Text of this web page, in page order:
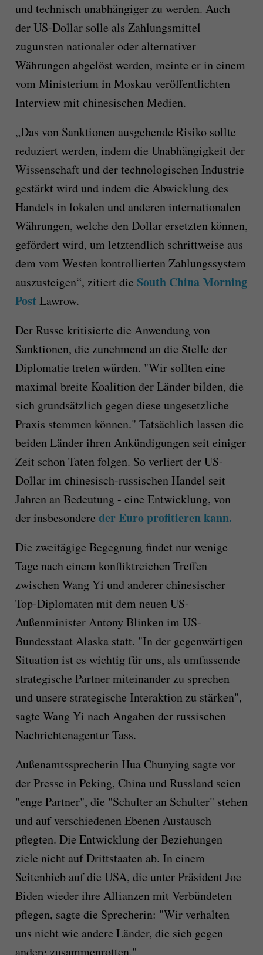
und technisch unabhängiger zu werden. Auch
der US-Dollar solle als Zahlungsmittel
zugunsten nationaler oder alternativer
Währungen abgelöst werden, meinte er in einem
vom Ministerium in Moskau veröffentlichten
Interview mit chinesischen Medien.
„Das von Sanktionen ausgehende Risiko sollte
reduziert werden, indem die Unabhängigkeit der
Wissenschaft und der technologischen Industrie
gestärkt wird und indem die Abwicklung des
Handels in lokalen und anderen internationalen
Währungen, welche den Dollar ersetzten können,
gefördert wird, um letztendlich schrittweise aus
dem vom Westen kontrollierten Zahlungssystem
auszusteigen“, zitiert die South China Morning
Post Lawrow.
Der Russe kritisierte die Anwendung von
Sanktionen, die zunehmend an die Stelle der
Diplomatie treten würden. "Wir sollten eine
maximal breite Koalition der Länder bilden, die
sich grundsätzlich gegen diese ungesetzliche
Praxis stemmen können." Tatsächlich lassen die
beiden Länder ihren Ankündigungen seit einiger
Zeit schon Taten folgen. So verliert der US-
Dollar im chinesisch-russischen Handel seit
Jahren an Bedeutung - eine Entwicklung, von
der insbesondere der Euro profitieren kann.
Die zweitägige Begegnung findet nur wenige
Tage nach einem konfliktreichen Treffen
zwischen Wang Yi und anderer chinesischer
Top-Diplomaten mit dem neuen US-
Außenminister Antony Blinken im US-
Bundesstaat Alaska statt. "In der gegenwärtigen
Situation ist es wichtig für uns, als umfassende
strategische Partner miteinander zu sprechen
und unsere strategische Interaktion zu stärken",
sagte Wang Yi nach Angaben der russischen
Nachrichtenagentur Tass.
Außenamtssprecherin Hua Chunying sagte vor
der Presse in Peking, China und Russland seien
"enge Partner", die "Schulter an Schulter" stehen
und auf verschiedenen Ebenen Austausch
pflegten. Die Entwicklung der Beziehungen
ziele nicht auf Drittstaaten ab. In einem
Seitenhieb auf die USA, die unter Präsident Joe
Biden wieder ihre Allianzen mit Verbündeten
pflegen, sagte die Sprecherin: "Wir verhalten
uns nicht wie andere Länder, die sich gegen